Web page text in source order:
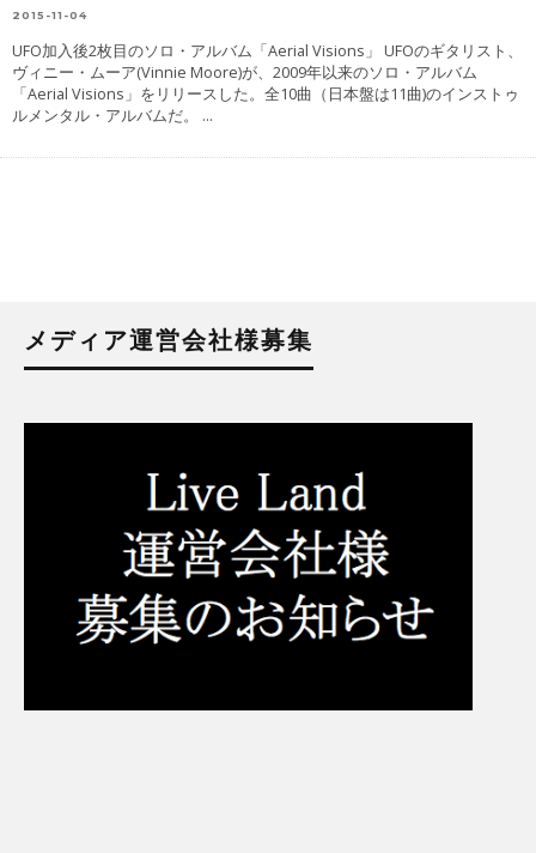
2015-11-04
UFO加入後2枚目のソロ・アルバム「Aerial Visions」 UFOのギタリスト、
ヴィニー・ムーア(Vinnie Moore)が、2009年以来のソロ・アルバム
「Aerial Visions」をリリースした。全10曲（日本盤は11曲)のインストゥ
ルメンタル・アルバムだ。 ...
メディア運営会社様募集